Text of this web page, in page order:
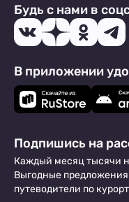
Будь с нами в
В приложении
Подпишись на
Каждый месяц тысячи
Выгодные
путеводители по